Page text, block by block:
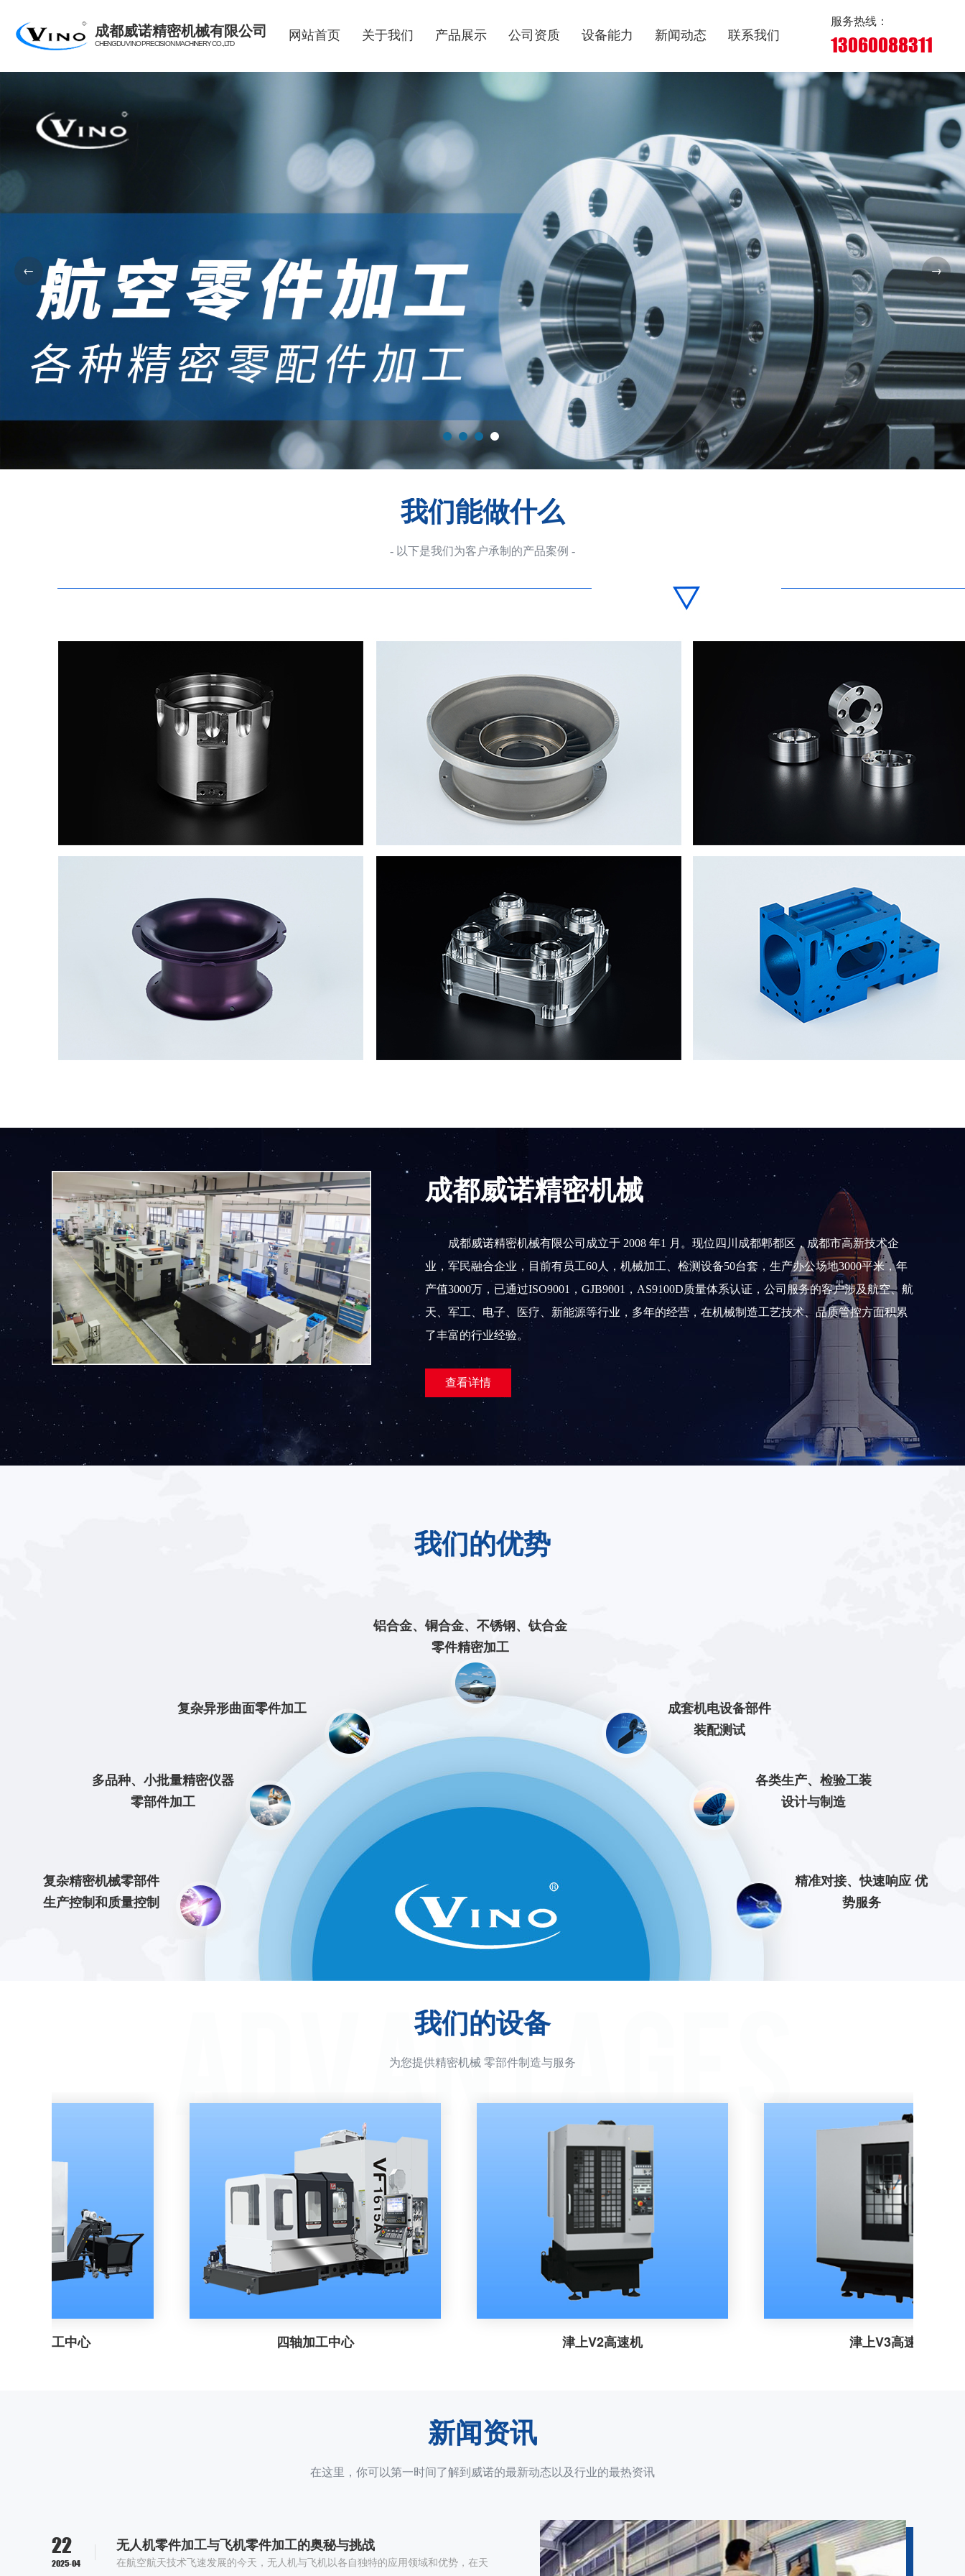
成都威诺精密机械有限公司
CHENGDU VINO PRECISION MACHINERY CO.,LTD
网站首页 关于我们 产品展示 公司资质 设备能力 新闻动态 联系我们
服务热线：
13060088311
→
←
我们能做什么
- 以下是我们为客户承制的产品案例 -
成都威诺精密机械
成都威诺精密机械有限公司成立于 2008 年1 月。现位四川成都郫都区，成都市高新技术企
业，军民融合企业，目前有员工60人，机械加工、检测设备50台套，生产办公场地3000平米，年
产值3000万，已通过ISO9001，GJB9001，AS9100D质量体系认证，公司服务的客户涉及航空、航
天、军工、电子、医疗、新能源等行业，多年的经营，在机械制造工艺技术、品质管控方面积累
了丰富的行业经验。
查看详情
我们的优势
复杂精密机械零部件
生产控制和质量控制
多品种、小批量精密仪器
零部件加工
复杂异形曲面零件加工
铝合金、铜合金、不锈钢、钛合金
零件精密加工
成套机电设备部件
装配测试
各类生产、检验工装
设计与制造
精准对接、快速响应 优
势服务
我们的设备
为您提供精密机械 零部件制造与服务
四轴加工中心 津上V2高速机 津上V3高速机
新闻资讯
在这里，你可以第一时间了解到威诺的最新动态以及行业的最热资讯
22
2025-04
无人机零件加工与飞机零件加工的奥秘与挑战
在航空航天技术飞速发展的今天，无人机与飞机以各自独特的应用领域和优势，在天